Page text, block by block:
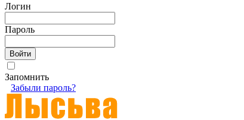
Логин
Пароль
Запомнить
Забыли пароль?